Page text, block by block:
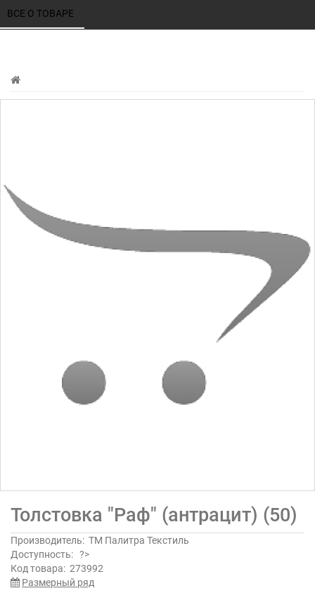
ВСЕ О ТОВАРЕ
Толстовка "Раф" (антрацит) (50)
Производитель: ТМ Палитра Текстиль
Доступность: ?>
Код товара: 273992
Размерный ряд